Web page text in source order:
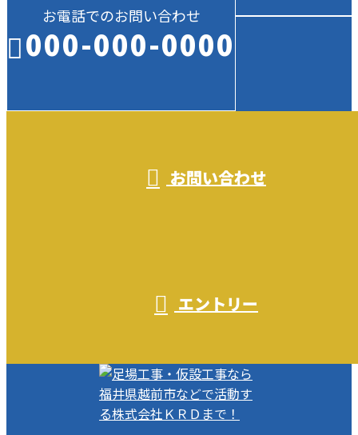
お電話でのお問い合わせ
000-000-0000
お問い合わせ
エントリー